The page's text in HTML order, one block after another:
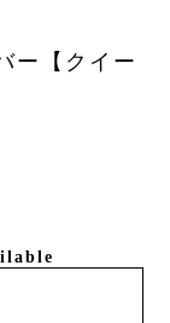
ー【クイー